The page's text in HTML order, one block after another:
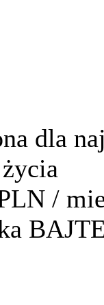
dla
/